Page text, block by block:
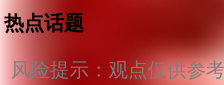
热点话题
风险提示：观点仅供参